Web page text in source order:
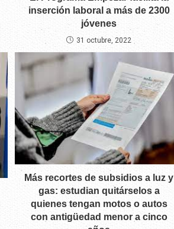
inserción laboral a más de 2300
jóvenes
31 octubre, 2022
Más recortes de subsidios a luz y
gas: estudian quitárselos a
quienes tengan motos o autos
con antigüedad menor a cinco